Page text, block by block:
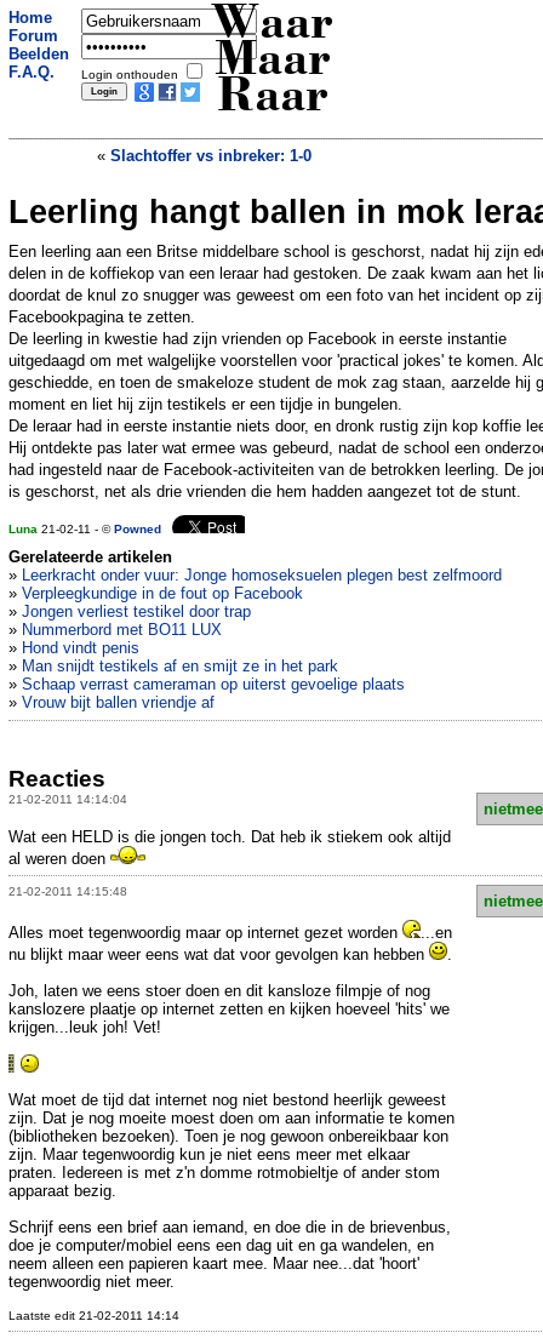
Home
Forum
Beelden
F.A.Q.
Login onthouden
Waar
Maar
Raar
« Slachtoffer vs inbreker: 1-0
Hulpverleners redden suicidale man»
Leerling hangt ballen in mok
Een leerling aan een Britse middelbare school is geschorst, nadat hij zijn
delen in de koffiekop van een leraar had gestoken. De zaak kwam aan het
doordat de knul zo snugger was geweest om een foto van het incident op
Facebookpagina te zetten.
De leerling in kwestie had zijn vrienden op Facebook in eerste instantie
uitgedaagd om met walgelijke voorstellen voor 'practical jokes' te komen.
geschiedde, en toen de smakeloze student de mok zag staan, aarzelde hij
moment en liet hij zijn testikels er een tijdje in bungelen.
De leraar had in eerste instantie niets door, en dronk rustig zijn kop koffie
Hij ontdekte pas later wat ermee was gebeurd, nadat de school een
had ingesteld naar de Facebook-activiteiten van de betrokken leerling. De
is geschorst, net als drie vrienden die hem hadden aangezet tot de stunt.
Luna 21-02-11 - ©Powned
Gerelateerde artikelen
» Leerkracht onder vuur: Jonge homoseksuelen plegen best zelfmoord
» Verpleegkundige in de fout op Facebook
» Jongen verliest testikel door trap
» Nummerbord met BO11 LUX
» Hond vindt penis
» Man snijdt testikels af en smijt ze in het park
» Schaap verrast cameraman op uiterst gevoelige plaats
» Vrouw bijt ballen vriendje af
Reacties
21-02-2011 14:14:04
Wat een HELD is die jongen toch. Dat heb ik stiekem ook altijd
al weren doen
21-02-2011 14:15:48
Alles moet tegenwoordig maar op internet gezet worden
...en
nu blijkt maar weer eens wat dat voor gevolgen kan hebben
Joh, laten we eens stoer doen en dit kansloze filmpje of nog
kanslozere plaatje op internet zetten en kijken hoeveel 'hits' we
krijgen...leuk joh! Vet!
Wat moet de tijd dat internet nog niet bestond heerlijk geweest
zijn. Dat je nog moeite moest doen om aan informatie te komen
(bibliotheken bezoeken). Toen je nog gewoon onbereikbaar kon
zijn. Maar tegenwoordig kun je niet eens meer met elkaar
praten. Iedereen is met z'n domme rotmobieltje of ander stom
apparaat bezig.
Schrijf eens een brief aan iemand, en doe die in de brievenbus,
doe je computer/mobiel eens een dag uit en ga wandelen, en
neem alleen een papieren kaart mee. Maar nee...dat 'hoort'
tegenwoordig niet meer.
Laatste edit 21-02-2011 14:14